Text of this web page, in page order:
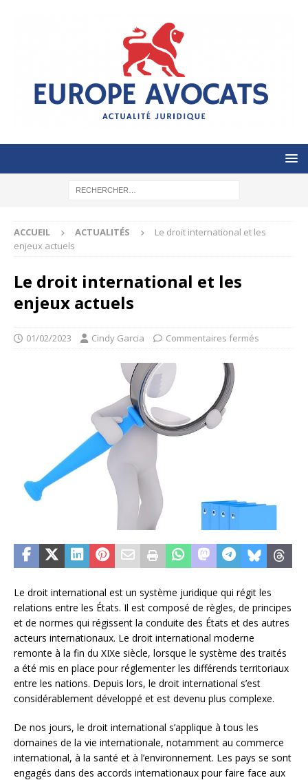
ACCUEIL ACTUALITÉS
Le droit international et les
enjeux actuels
Le droit international et les
enjeux actuels
01/02/2023 Cindy Garcia Commentaires fermés
Le droit international est un système juridique qui régit les
relations entre les États. Il est composé de règles, de principes
et de normes qui régissent la conduite des États et des autres
acteurs internationaux. Le droit international moderne
remonte à la fin du XIXe siècle, lorsque le système des traités
a été mis en place pour réglementer les différends territoriaux
entre les nations. Depuis lors, le droit international s’est
considérablement développé et est devenu plus complexe.
De nos jours, le droit international s’applique à tous les
domaines de la vie internationale, notamment au commerce
international, à la santé et à l’environnement. Les pays se sont
engagés dans des accords internationaux pour faire face aux